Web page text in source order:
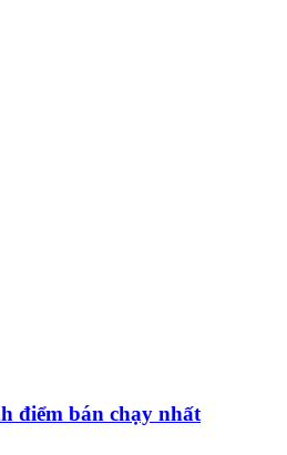
điểm bán chạy nhất